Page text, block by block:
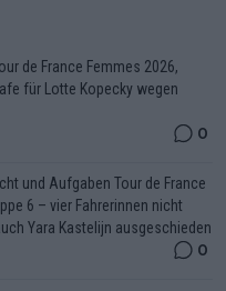
de France Femmes 2026,
für Lotte Kopecky wegen
0
und Aufgaben Tour de France
6 – vier Fahrerinnen nicht
Yara Kastelijn ausgeschieden
0